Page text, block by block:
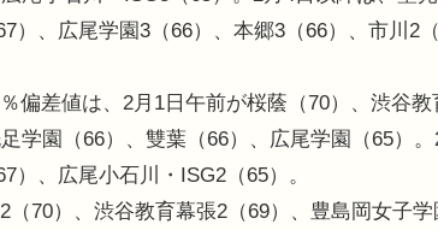
）、広尾学園3（66）、本郷3（66）、市川2
偏差値は、2月1日午前が桜蔭（70）、渋谷
学園（66）、雙葉（66）、広尾学園（65）
）、広尾小石川・ISG2（65）。
70）、渋谷教育幕張2（69）、豊島岡女子